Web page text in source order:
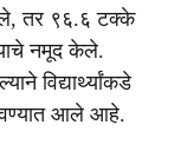
केले, तर ९६.६ टक्के
नमूद केले.
विद्यार्थ्यांकडे
आले आहे.